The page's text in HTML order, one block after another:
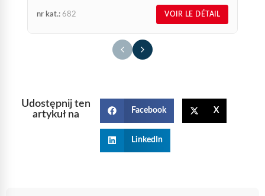
nr kat.: 682 VOIR LE DÉTAIL
Udostępnij ten
artykuł na
Facebook X
LinkedIn